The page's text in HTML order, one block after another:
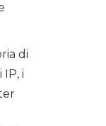
di
IP, i